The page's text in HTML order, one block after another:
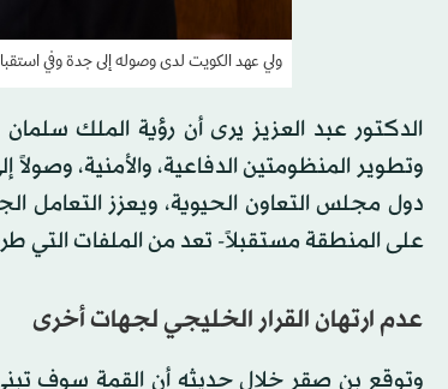
ولي عهد الكويت لدى وصوله إلى جدة وفي
الدكتور عبد العزيز يرى أن رؤية الملك
وتطوير المنظومتين الدفاعية، والأمنية،
دول مجلس التعاون الحيوية، ويعزز التعامل
على المنطقة مستقبلاً- تعد من الملفات التي
عدم ارتهان القرار الخليجي لجهات أخرى
وتوقع بن صقر خلال حديثه أن القمة سوف